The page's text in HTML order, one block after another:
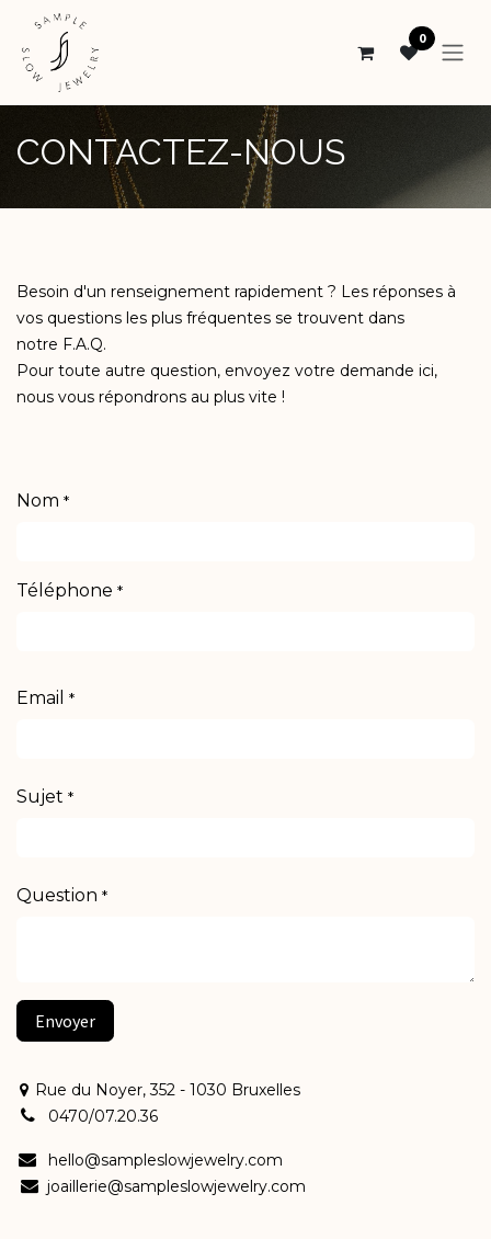
Skip to Content
0
CONTACTEZ-NOUS
Besoin d'un renseignement rapidement ? Les réponses à
vos questions les plus fréquentes se trouvent dans
notre F.A.Q.
Pour toute autre question, envoyez votre demande ici,
nous vous répondrons au plus vite !
Nom *
Téléphone *
Email *
Sujet *
Question *
Envoyer
Rue du Noyer, 352 - 1030 Bruxelles
0470/07.20.36
hello@sampleslowjewelry.com
joaillerie@sampleslowjewelry.com